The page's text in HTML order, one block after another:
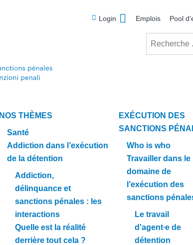
Login Emplois Pool
Recherche
NOS THÈMES
Santé
Addiction dans l’exécution
de la détention
Addiction,
délinquance et
sanctions pénales : les
interactions
Quelle est la réalité
derrière tout cela ?
EXÉCUTION DES
SANCTIONS
Who is who
Travailler dans le
domaine de
l’exécution des
sanctions
Le travail
d'agent∙e de
détention